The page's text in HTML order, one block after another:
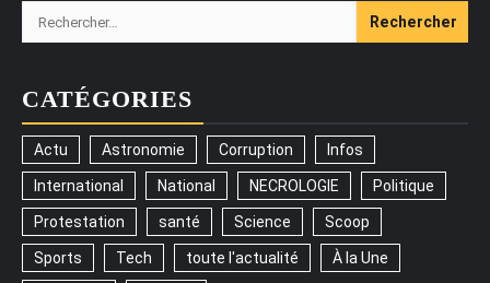
Rechercher :
CATÉGORIES
Actu Astronomie Corruption Infos
International National NECROLOGIE Politique
Protestation santé Science Scoop
Sports Tech toute l'actualité À la Une